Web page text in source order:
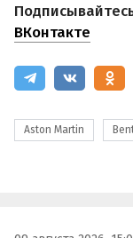
ВКонтакте
Aston Martin